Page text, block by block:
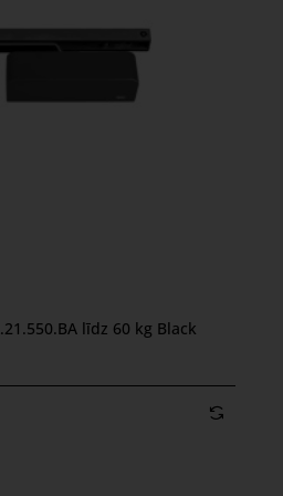
līdz 60 kg Black